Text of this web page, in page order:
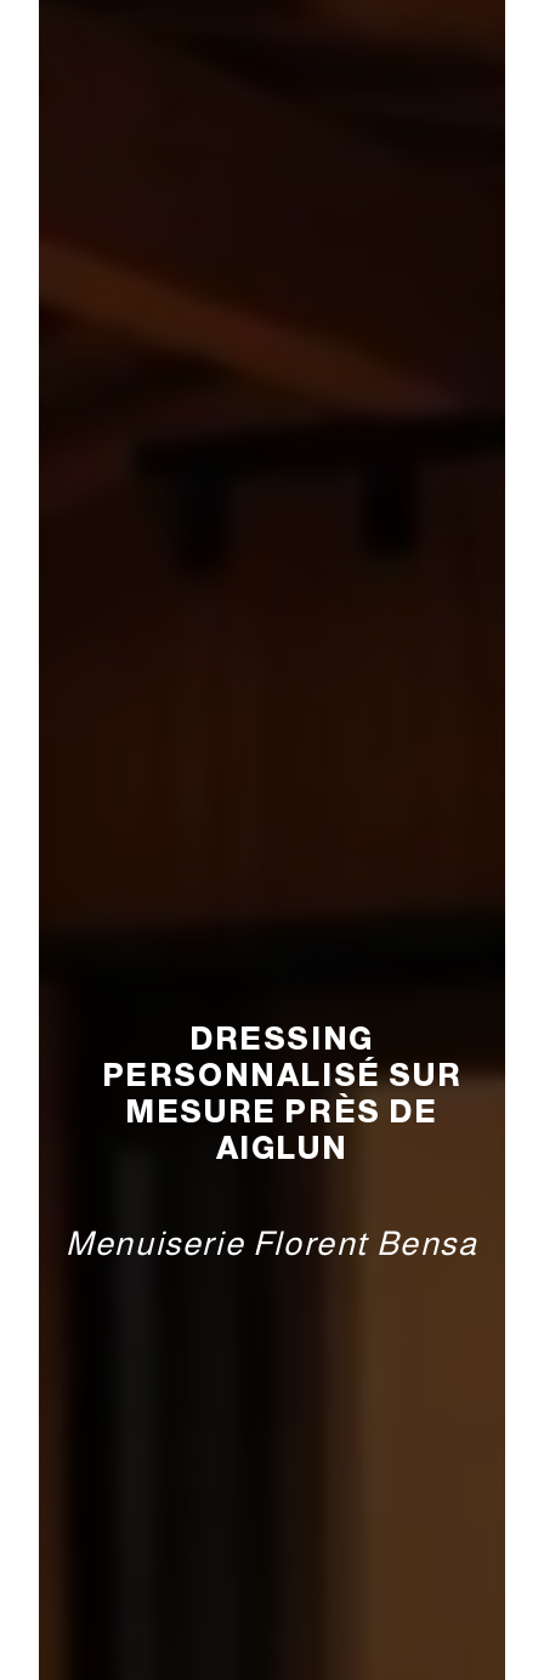
DRESSING
PERSONNALISÉ SUR
MESURE PRÈS DE
AIGLUN
Menuiserie Florent Bensa